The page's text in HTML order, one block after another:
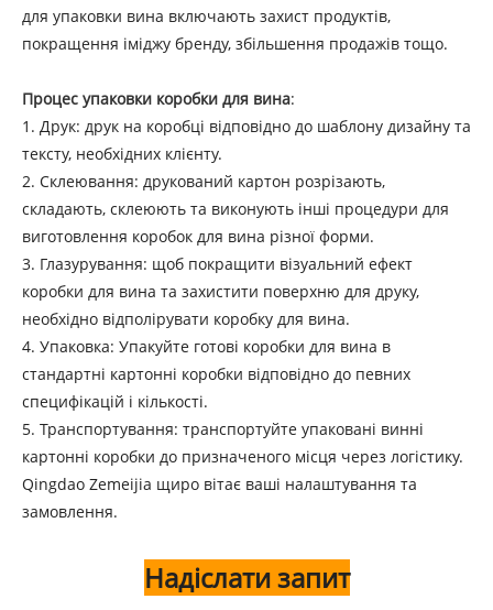
для упаковки вина включають захист продуктів,
покращення іміджу бренду, збільшення продажів тощо.
Процес упаковки коробки для вина:
1. Друк: друк на коробці відповідно до шаблону дизайну та
тексту, необхідних клієнту.
2. Склеювання: друкований картон розрізають,
складають, склеюють та виконують інші процедури для
виготовлення коробок для вина різної форми.
3. Глазурування: щоб покращити візуальний ефект
коробки для вина та захистити поверхню для друку,
необхідно відполірувати коробку для вина.
4. Упаковка: Упакуйте готові коробки для вина в
стандартні картонні коробки відповідно до певних
специфікацій і кількості.
5. Транспортування: транспортуйте упаковані винні
картонні коробки до призначеного місця через логістику.
Qingdao Zemeijia щиро вітає ваші налаштування та
замовлення.
Надіслати запит